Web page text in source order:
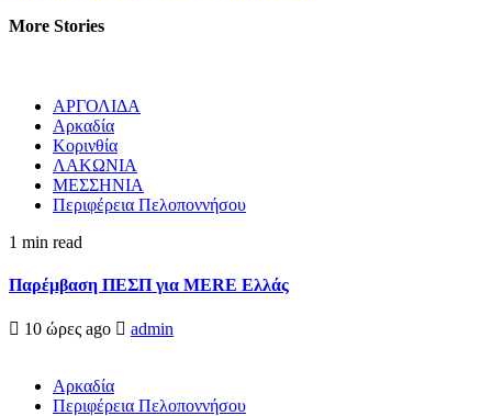
More Stories
ΑΡΓΟΛΙΔΑ
Αρκαδία
Κορινθία
ΛΑΚΩΝΙΑ
ΜΕΣΣΗΝΙΑ
Περιφέρεια Πελοποννήσου
1 min read
Παρέμβαση ΠΕΣΠ για MERE Ελλάς
10 ώρες ago admin
Αρκαδία
Περιφέρεια Πελοποννήσου